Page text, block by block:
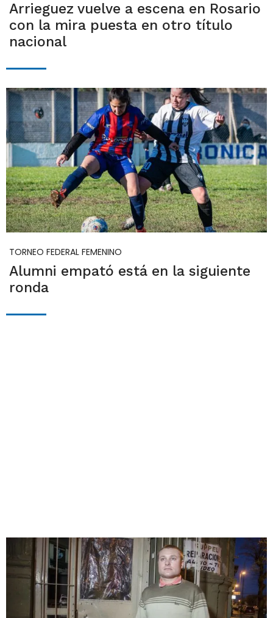
Arrieguez vuelve a escena en Rosario
con la mira puesta en otro título
nacional
TORNEO FEDERAL FEMENINO
Alumni empató está en la siguiente
ronda